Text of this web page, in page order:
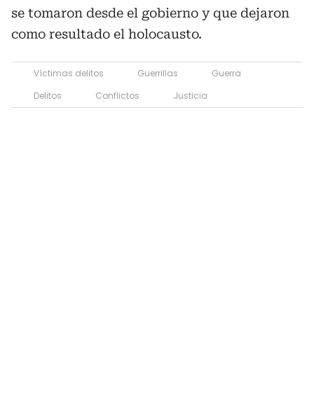
se tomaron desde el gobierno y que dejaron
como resultado el holocausto.
Víctimas delitos Guerrillas
Guerra
Delitos
Conflictos Justicia